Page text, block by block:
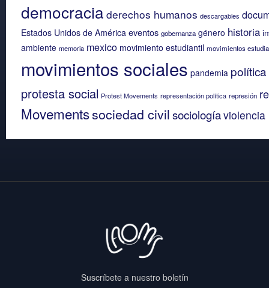
democracia derechos humanos descargables
Estados Unidos de América eventos gobernanza género historia
ambiente memoria mexico movimiento estudiantil movimientos
movimientos sociales pandemia política
protesta social Protest Movements representación política represión
Movementssociedad civilsociologíaviolencia
Suscríbete a nuestro boletín